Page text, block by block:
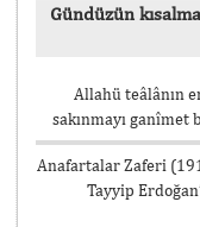
Gündüzün
Allahü teâlânın
sakınmayı
Anafartalar Zaferi
Tayyip